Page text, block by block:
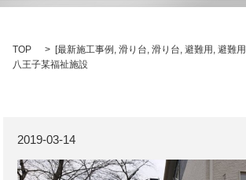
TOP [最新施工事例 ,滑り台,滑り台,避難用 ,避難
八王子某福祉施設
2019-03-14